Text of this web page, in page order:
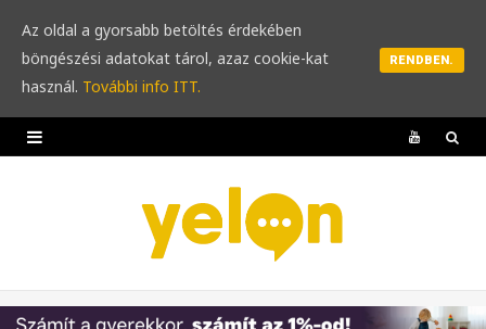
Y
u
Az oldal a gyorsabb betöltés érdekében
böngészési adatokat tárol, azaz cookie-kat
használ. További info ITT.
RENDBEN.